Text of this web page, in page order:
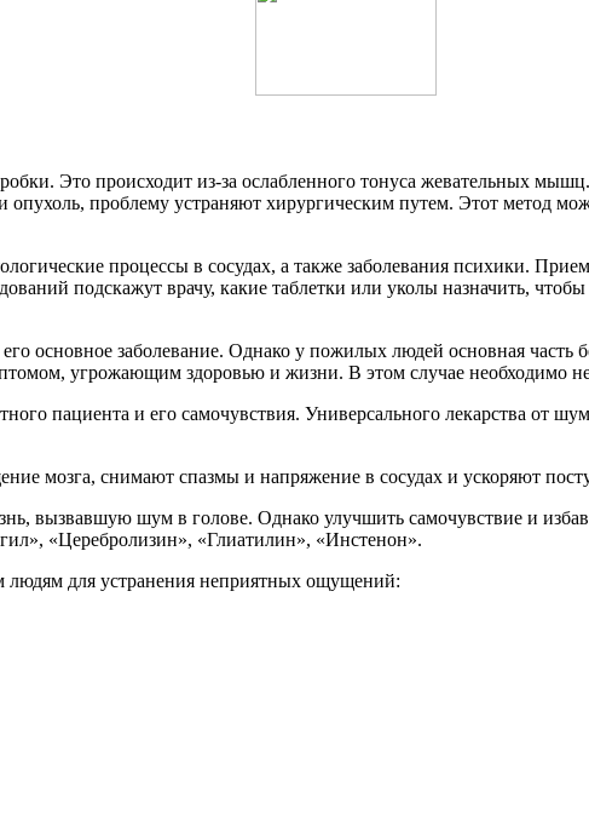
Это происходит из-за ослабленного тонуса жевательных
опухоль, проблему устраняют хирургическим путем. Этот метод
процессы в сосудах, а также заболевания психики.
подскажут врачу, какие таблетки или уколы назначить,
основное заболевание. Однако у пожилых людей основная часть
угрожающим здоровью и жизни. В этом случае необходимо
пациента и его самочувствия. Универсального лекарства от
мозга, снимают спазмы и напряжение в сосудах и ускоряют
вызвавшую шум в голове. Однако улучшить самочувствие и
«Церебролизин», «Глиатилин», «Инстенон».
для устранения неприятных ощущений: